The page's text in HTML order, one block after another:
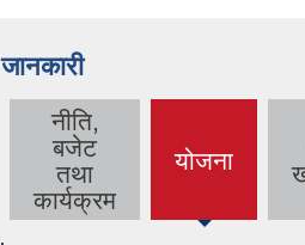
जानकारी
नीति,
बजेट
तथा
कार्यक्रम
योजना
(active